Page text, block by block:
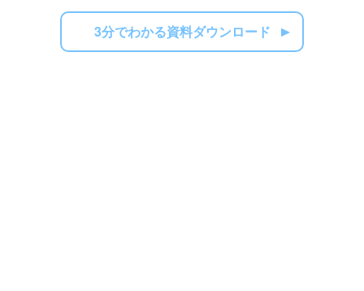
3分でわかる資料ダウンロード